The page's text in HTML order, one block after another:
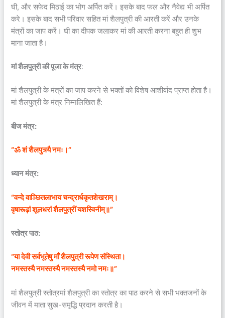
घी, और सफेद मिठाई का भोग अर्पित करें। इसके बाद फल और नैवेद्य भी अर्पित
करे। इसके बाद सभी परिवार सहित मां शैलपुत्री की आरती करें और उनके
मंत्रों का जाप करें। घी का दीपक जलाकर मां की आरती करना बहुत ही शुभ
माना जाता है।
मां शैलपुत्री की पूजा के मंत्र:
मां शैलपुत्री के मंत्रों का जाप करने से भक्तों को विशेष आशीर्वाद प्राप्त होता है।
मां शैलपुत्री के मंत्र निम्नलिखित हैं:
बीज मंत्र:
“ॐ शं शैलपुत्र्यै नमः।”
ध्यान मंत्र:
“वन्दे वाञ्छितलाभाय चन्द्रार्धकृतशेखराम्।
वृषारूढ़ां शूलधरां शैलपुत्रीं यशस्विनीम्॥”
स्तोत्र पाठ:
“या देवी सर्वभू‍तेषु माँ शैलपुत्री रूपेण संस्थिता।
नमस्तस्यै नमस्तस्यै नमस्तस्यै नमो नमः॥”
मां शैलपुत्री स्तोत्रमां शैलपुत्री का स्तोत्र का पाठ करने से सभी भक्तजनों के
जीवन में माता सुख-समृद्धि प्रदान करती है।